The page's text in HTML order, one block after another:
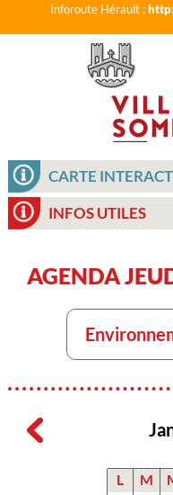
Inforoute Hérault :
CARTE
INFOS UTILES
AGENDA
L M